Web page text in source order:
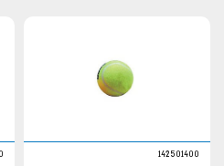
142501400